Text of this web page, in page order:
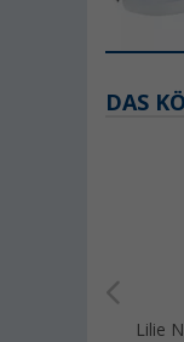
DAS
Lilie